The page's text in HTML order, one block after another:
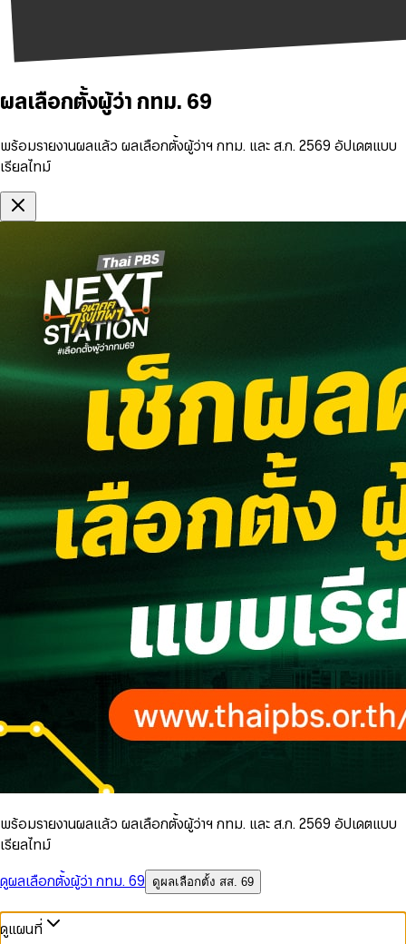
ผลเลือกตั้งผู้ว่า กทม. 69
พร้อมรายงานผลแล้ว ผลเลือกตั้งผู้ว่าฯ กทม. และ ส.ก. 2569 อัปเดตแบบ
เรียลไทม์
พร้อมรายงานผลแล้ว ผลเลือกตั้งผู้ว่าฯ กทม. และ ส.ก. 2569 อัปเดตแบบ
เรียลไทม์
ดูผลเลือกตั้งผู้ว่า กทม. 69
ดูผลเลือกตั้ง สส. 69
ดูแผนที่